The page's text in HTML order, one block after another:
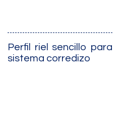
Perfil riel sencillo para
sistema corredizo